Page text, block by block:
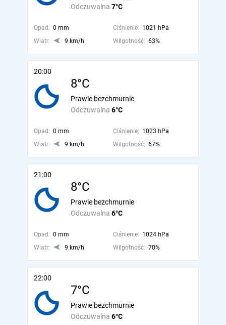
Odczuwalna 7°C
Opad: 0 mm Ciśnienie: 1021 hPa
Wiatr:
9 km/h Wilgotność: 63%
20:00
8°C
Odczuwalna 6°C
Prawie bezchmurnie
Opad: 0 mm Ciśnienie: 1023 hPa
Wiatr:
9 km/h Wilgotność: 67%
21:00
8°C
Odczuwalna 6°C
Prawie bezchmurnie
Opad: 0 mm Ciśnienie: 1024 hPa
Wiatr:
9 km/h Wilgotność: 70%
22:00
7°C
Odczuwalna 6°C
Prawie bezchmurnie